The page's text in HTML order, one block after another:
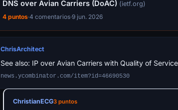
DNS over Avian Carriers (DoAC) (ietf.org)
4 puntos·4 comentarios·9 jun. 2026
ChrisArchitect
See also: IP over Avian Carriers with Quality of
news.ycombinator.com/item?id=46690530
ChristianECG3 puntos